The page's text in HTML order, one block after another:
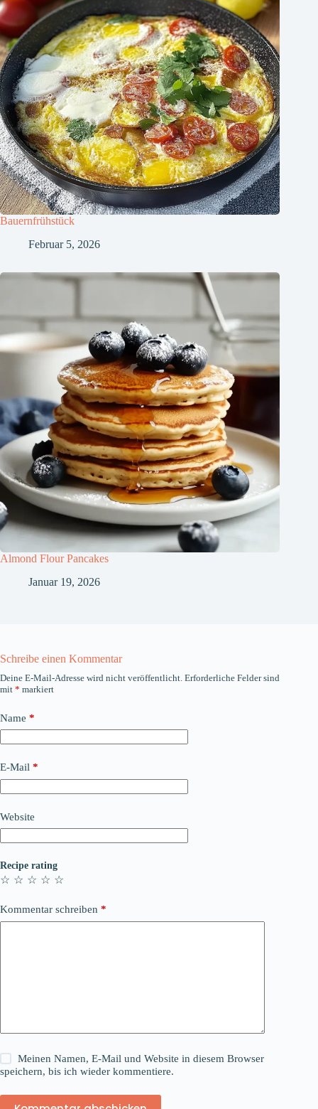
Bauernfrühstück
Februar 5, 2026
Almond Flour Pancakes
Januar 19, 2026
Schreibe einen Kommentar
Deine E-Mail-Adresse wird nicht veröffentlicht. Erforderliche Felder sind
mit * markiert
Name *
E-Mail *
Website
Recipe rating
☆
☆
☆
☆
☆
Kommentar schreiben *
Meinen Namen, E-Mail und Website in diesem Browser
speichern, bis ich wieder kommentiere.